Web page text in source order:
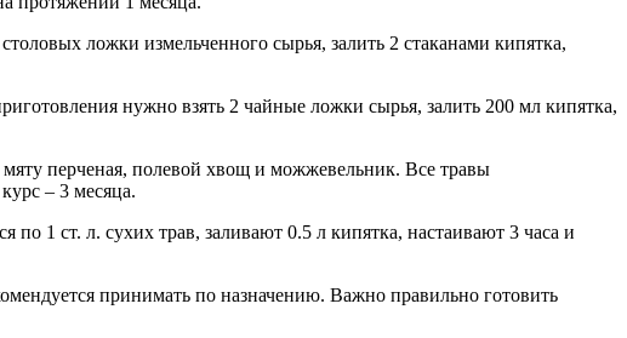
ложки измельченного сырья, залить 2 стаканами кипятка,
нужно взять 2 чайные ложки сырья, залить 200 мл кипятка,
перченая, полевой хвощ и можжевельник. Все травы
– 3 месяца.
1 ст. л. сухих трав, заливают 0.5 л кипятка, настаивают 3 часа и
принимать по назначению. Важно правильно готовить